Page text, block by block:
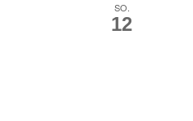
SO.
12